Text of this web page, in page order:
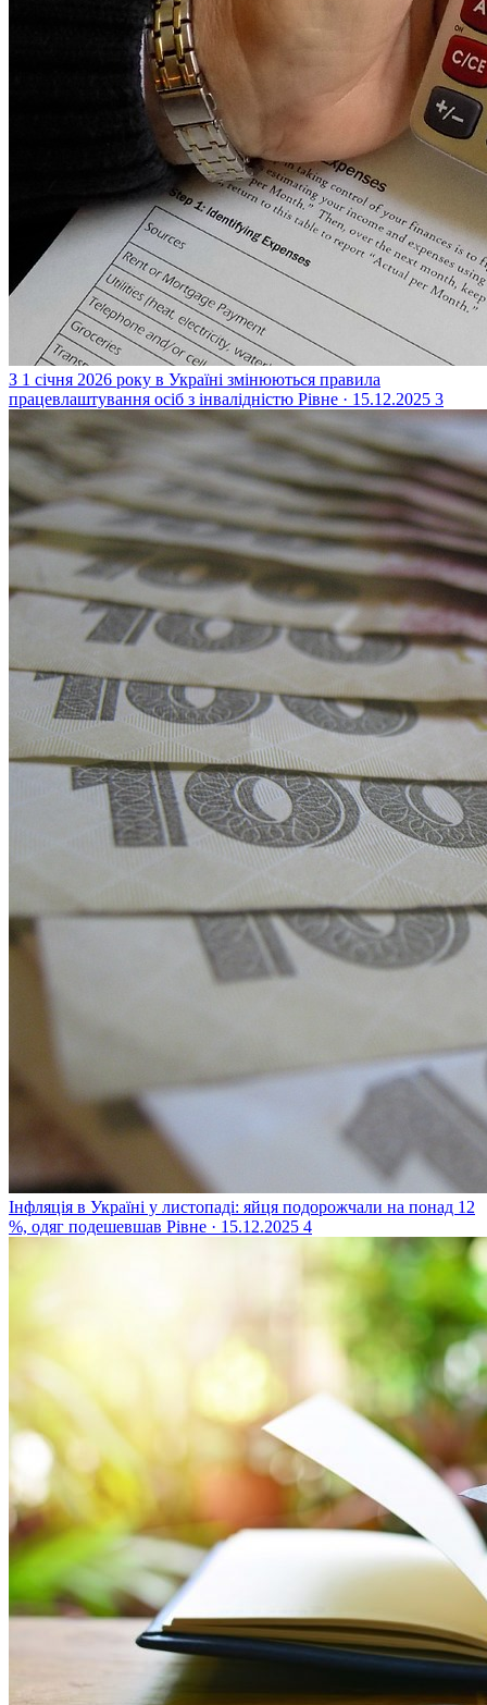
З 1 січня 2026 року в Україні змінюються правила
працевлаштування осіб з інвалідністю Рівне · 15.12.2025 3
Інфляція в Україні у листопаді: яйця подорожчали на понад 12
%, одяг подешевшав Рівне · 15.12.2025 4